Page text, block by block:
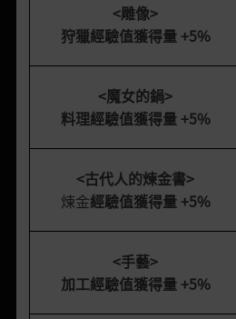
<雕像>
狩獵經驗值獲得量 +5%
<魔女的鍋>
料理經驗值獲得量 +5%
<古代人的煉金書>
煉金經驗值獲得量 +5%
<手藝>
加工經驗值獲得量 +5%